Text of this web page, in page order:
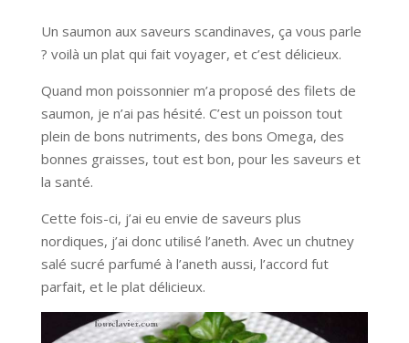
Un saumon aux saveurs scandinaves, ça vous parle
? voilà un plat qui fait voyager, et c’est délicieux.
Quand mon poissonnier m’a proposé des filets de
saumon, je n’ai pas hésité. C’est un poisson tout
plein de bons nutriments, des bons Omega, des
bonnes graisses, tout est bon, pour les saveurs et
la santé.
Cette fois-ci, j’ai eu envie de saveurs plus
nordiques, j’ai donc utilisé l’aneth. Avec un chutney
salé sucré parfumé à l’aneth aussi, l’accord fut
parfait, et le plat délicieux.